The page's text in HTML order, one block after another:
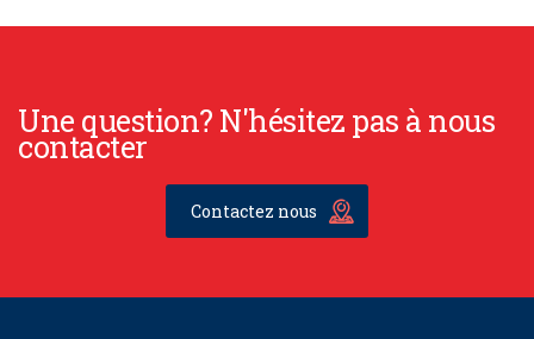
Une question? N'hésitez pas à nous
contacter
Contactez nous